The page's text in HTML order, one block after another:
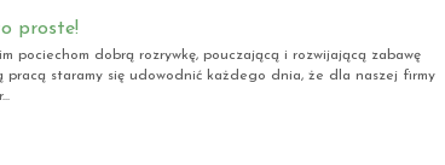
proste!
pociechom dobrą rozrywkę, pouczającą i rozwijającą zabawę
pracą staramy się udowodnić każdego dnia, że dla naszej firmy